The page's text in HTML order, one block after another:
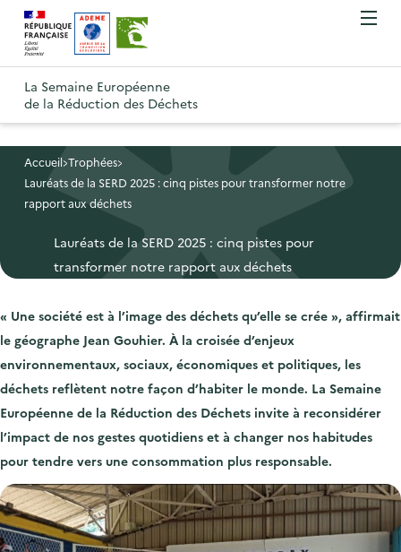
a
t
i
o
n
p
r
i
n
c
e
u
p
r
i
n
c
i
p
a
l
R
e
t
o
u
r
à
l
e
d
'
a
c
c
u
e
i
l
R
e
t
u
r
à
p
a
d
u
e
La Semaine Européenne
de la Réduction des Déchets
O
r
l
e
Accueil Trophées
Lauréats de la SERD 2025 : cinq pistes pour transformer notre
rapport aux déchets
Lauréats de la SERD 2025 : cinq pistes pour
transformer notre rapport aux déchets
« Une société est à l’image des déchets qu’elle se crée », affirmait
le géographe Jean Gouhier. À la croisée d’enjeux
environnementaux, sociaux, économiques et politiques, les
déchets reflètent notre façon d’habiter le monde. La Semaine
Européenne de la Réduction des Déchets invite à reconsidérer
l’impact de nos gestes quotidiens et à changer nos habitudes
pour tendre vers une consommation plus responsable.
Gestion des cookies